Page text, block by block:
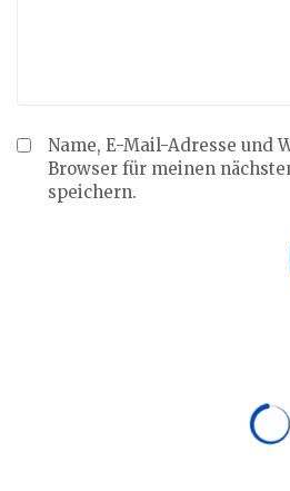
Name, E-Mail-Adresse und
Browser für meinen
speichern.